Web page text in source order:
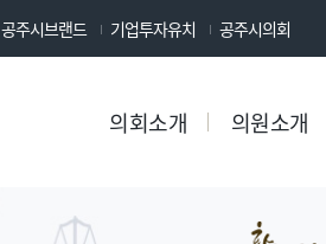
공주시브랜드 기업투자유치 공주시의회
의회소개 의원소개